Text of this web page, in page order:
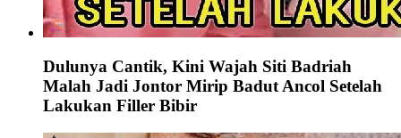
Dulunya Cantik, Kini Wajah Siti Badriah
Malah Jadi Jontor Mirip Badut Ancol Setelah
Lakukan Filler Bibir